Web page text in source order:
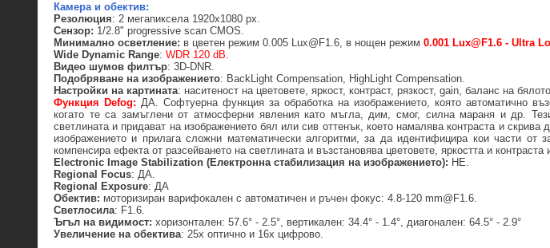
Камера и обектив:
Резолюция: 2 мегапиксела 1920x1080 px.
Сензор: 1/2.8" progressive scan CMOS.
Минимално осветление: в цветен режим 0.005 Lux@F1.6, в нощен режим 0.001 Lux@F1.6 - Ultra
Wide Dynamic Range: WDR 120 dB.
Видео шумов филтър: 3D-DNR.
Подобряване на изображението: BackLight Compensation, HighLight Compensation.
Настройки на картината: наситеност на цветовете, яркост, контраст, рязкост, gain, баланс на
Функция Defog: ДА. Софтуерна функция за обработка на изображението, която автоматично
когато те са замъглени от атмосферни явления като мъгла, дим, смог, силна мараня и др.
светлината и придават на изображението бял или сив оттенък, което намалява контраста и скрива
изображението и прилага сложни математически алгоритми, за да идентифицира кои части от
компенсира ефекта от разсейването на светлината и възстановява цветовете, яркостта и контраста
Electronic Image Stabilization (Електронна стабилизация на изображението): НЕ.
Regional Focus: ДА.
Regional Exposure: ДА
Обектив: моторизиран варифокален с автоматичен и ръчен фокус: 4.8-120 mm@F1.6.
Светлосила: F1.6.
Ъгъл на видимост: хоризонтален: 57.6° - 2.5°, вертикален: 34.4° - 1.4°, диагонален: 64.5° - 2.9°
Увеличение на обектива: 25х оптично и 16х цифрово.